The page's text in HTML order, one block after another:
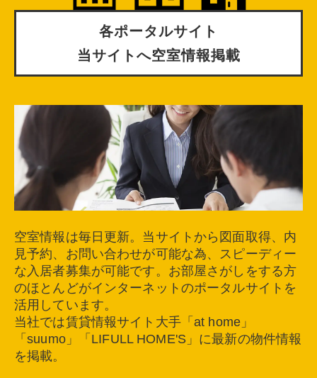
各ポータルサイト
当サイトへ空室情報掲載
空室情報は毎日更新。当サイトから図面取得、内
見予約、お問い合わせが可能な為、スピーディー
な入居者募集が可能です。お部屋さがしをする方
のほとんどがインターネットのポータルサイトを
活用しています。
当社では賃貸情報サイト大手「at home」
「suumo」「LIFULL HOME'S」に最新の物件情報
を掲載。